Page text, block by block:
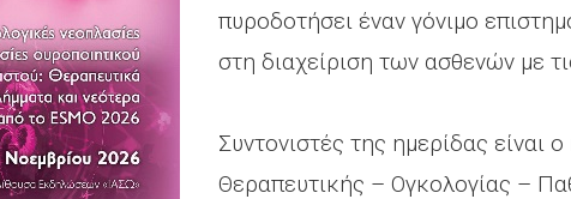
πυροδοτήσει έναν γόνιμο
στη διαχείριση των ασθενών με
Συντονιστές της ημερίδας είναι ο
Θεραπευτικής – Ογκολογίας –